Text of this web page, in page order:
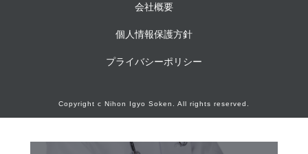
会社概要
個人情報保護方針
プライバシーポリシー
Copyright c Nihon Igyo Soken. All rights reserved.